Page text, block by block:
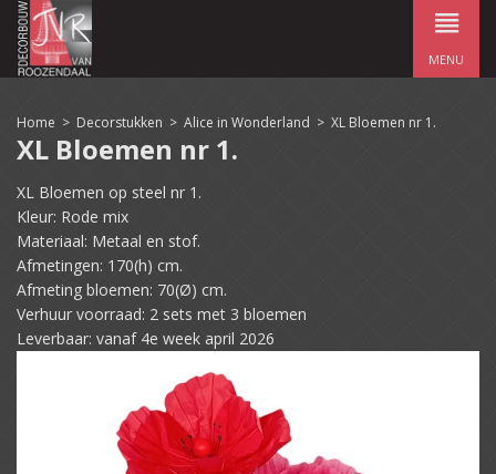
MENU
Home > Decorstukken > Alice in Wonderland > XL Bloemen nr 1.
XL Bloemen nr 1.
XL Bloemen op steel nr 1.
Kleur: Rode mix
Materiaal: Metaal en stof.
Afmetingen: 170(h) cm.
Afmeting bloemen: 70(Ø) cm.
Verhuur voorraad: 2 sets met 3 bloemen
Leverbaar: vanaf 4e week april 2026